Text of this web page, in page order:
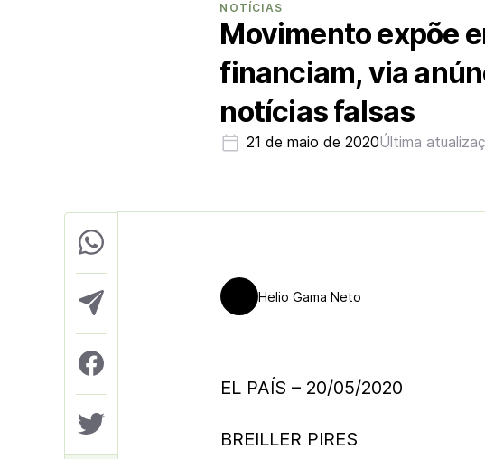
NOTÍCIAS
Movimento expõe
financiam, via
notícias falsas
21 de maio de 2020Última
Helio Gama Neto
EL PAÍS – 20/05/2020
BREILLER PIRES